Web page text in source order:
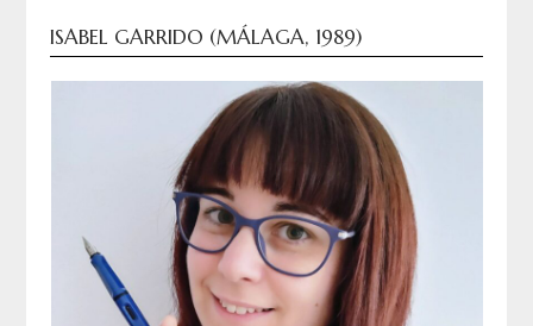
ISABEL GARRIDO (MÁLAGA, 1989)